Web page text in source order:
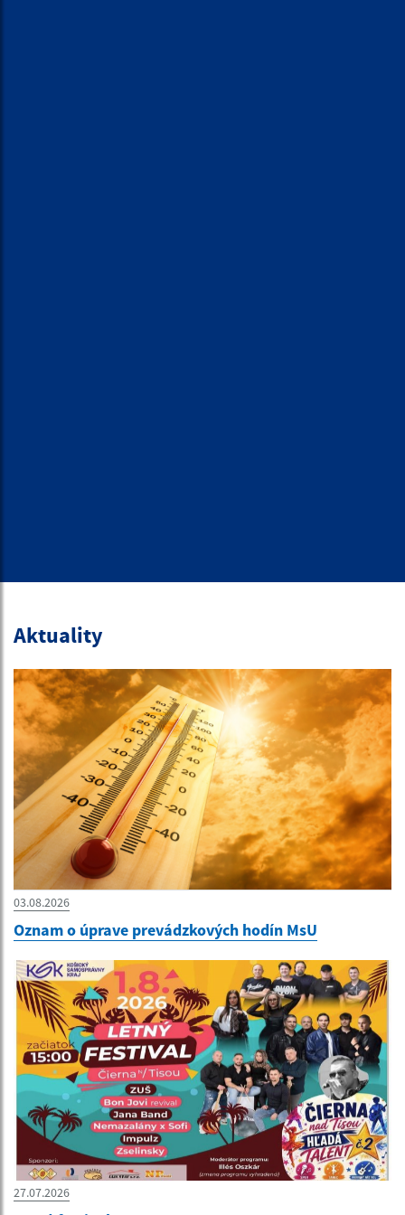
Aktuality
03.08.2026
Oznam o úprave prevádzkových hodín MsU
27.07.2026